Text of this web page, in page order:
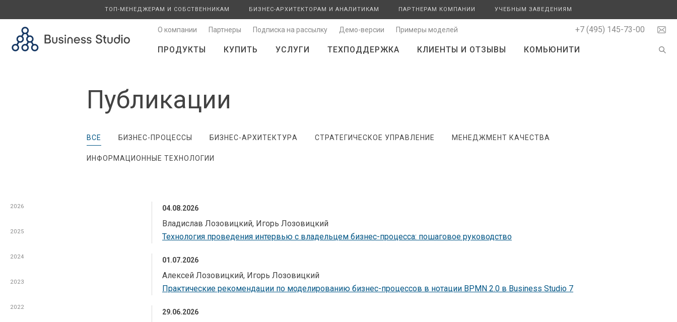
ТОП-МЕНЕДЖЕРАМ И СОБСТВЕННИКАМ БИЗНЕС-АРХИТЕКТОРАМ И АНАЛИТИКАМ ПАРТНЕРАМ КОМПАНИИ УЧЕБНЫМ ЗАВЕДЕНИЯМ
+7 (495) 145-73-00
О компании Партнеры Подписка на рассылку Демо-версии Примеры моделей
ПРОДУКТЫ КУПИТЬ УСЛУГИ ТЕХПОДДЕРЖКА КЛИЕНТЫ И ОТЗЫВЫ КОМЬЮНИТИ
Публикации
ВСЕ БИЗНЕС-ПРОЦЕССЫ БИЗНЕС-АРХИТЕКТУРA СТРАТЕГИЧЕСКОЕ УПРАВЛЕНИЕ МЕНЕДЖМЕНТ КАЧЕСТВА
ИНФОРМАЦИОННЫЕ ТЕХНОЛОГИИ
2026
2025
2024
2023
2022
2026
2025
2024
2023
2022
04.08.2026
Владислав Лозовицкий, Игорь Лозовицкий
Технология проведения интервью с владельцем бизнес-процесса: пошаговое руководство
01.07.2026
Алексей Лозовицкий, Игорь Лозовицкий
Практические рекомендации по моделированию бизнес-процессов в нотации BPMN 2.0 в Business Studio 7
29.06.2026